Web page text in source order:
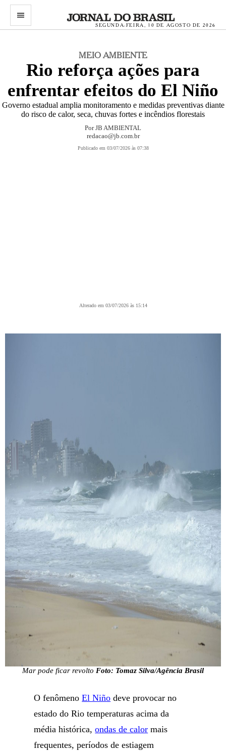
menu
SEGUNDA-FEIRA, 10 DE AGOSTO DE 2026
MEIO AMBIENTE
Rio reforça ações para
enfrentar efeitos do El Niño
Governo estadual amplia monitoramento e medidas preventivas diante
do risco de calor, seca, chuvas fortes e incêndios florestais
PorJB AMBIENTAL
redacao@jb.com.br
Publicado em 03/07/2026 às 07:38
Alterado em 03/07/2026 às 15:14
Mar pode ficar revolto Foto: Tomaz Silva/Agência Brasil
O fenômenoEl Niño deve provocar no
estado do Rio temperaturas acima da
média histórica,ondas de calor mais
frequentes, períodos de estiagem